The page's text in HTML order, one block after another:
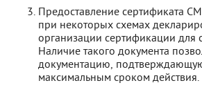
Предоставление сертификата
при некоторых схемах
организации сертификации для
Наличие такого документа
документацию,
максимальным сроком действия.